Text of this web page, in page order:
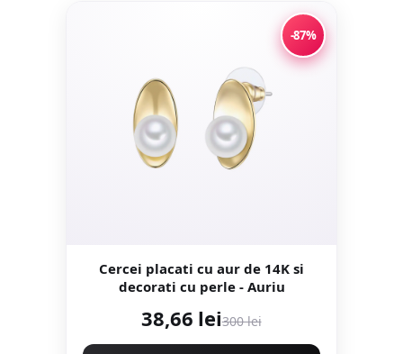
-87%
Cercei placati cu aur de 14K si
decorati cu perle - Auriu
38,66 lei300 lei